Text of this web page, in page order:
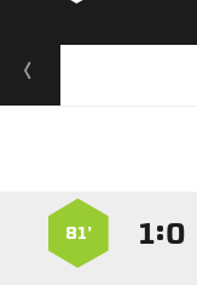
:
81’